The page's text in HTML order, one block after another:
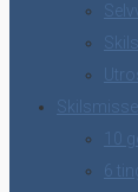
Skilsmisse
10
6